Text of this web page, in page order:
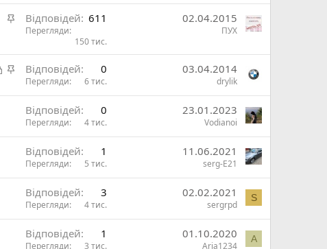
а
и
а
В
и
Відповідей 611
Перегляди
150 тис.
02.04.2015
ПУХ
З
к
т
В
ж
в
Відповідей 0
Перегляди 6 тис.
03.04.2014
drylik
Відповідей 0
Перегляди 4 тис.
23.01.2023
Vodianoi
Відповідей 1
Перегляди 5 тис.
11.06.2021
serg-E21
Відповідей 3
Перегляди 4 тис.
02.02.2021
sergrpd
S
Відповідей 1
Перегляди 3 тис.
01.10.2020
Aria1234
A